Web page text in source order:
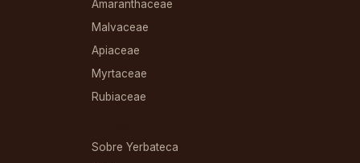
Amaranthaceae
Malvaceae
Apiaceae
Myrtaceae
Rubiaceae
Sobre Yerbateca